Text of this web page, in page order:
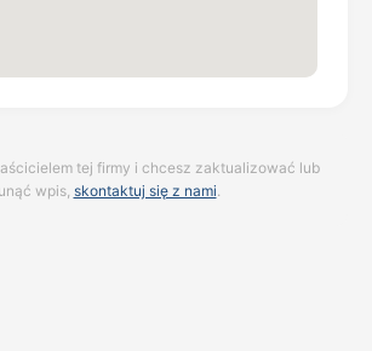
tej firmy i chcesz zaktualizować lub
wpis, skontaktuj się z nami.